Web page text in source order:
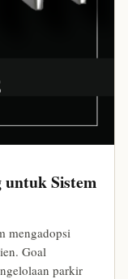
untuk Sistem
mengadopsi
Goal
parkir